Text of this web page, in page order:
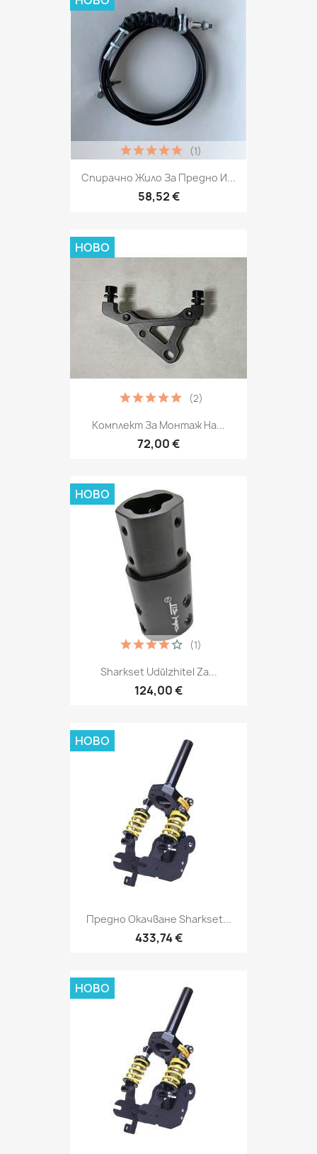
Спирачно Жило За Предно И...
58,52 €
(1)
Комплект За Монтаж На...
72,00 €
(2)
НОВО
Sharkset Udŭlzhitel Za...
124,00 €
(1)
НОВО
Предно Окачване Sharkset...
433,74 €
НОВО
НОВО